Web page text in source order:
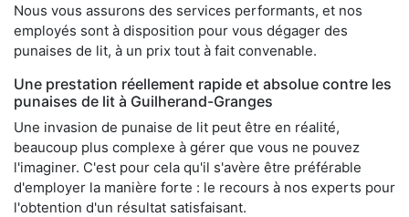
Nous vous assurons des services performants, et nos
employés sont à disposition pour vous dégager des
punaises de lit, à un prix tout à fait convenable.
Une prestation réellement rapide et absolue contre les
punaises de lit à Guilherand-Granges
Une invasion de punaise de lit peut être en réalité,
beaucoup plus complexe à gérer que vous ne pouvez
l'imaginer. C'est pour cela qu'il s'avère être préférable
d'employer la manière forte : le recours à nos experts pour
l'obtention d'un résultat satisfaisant.